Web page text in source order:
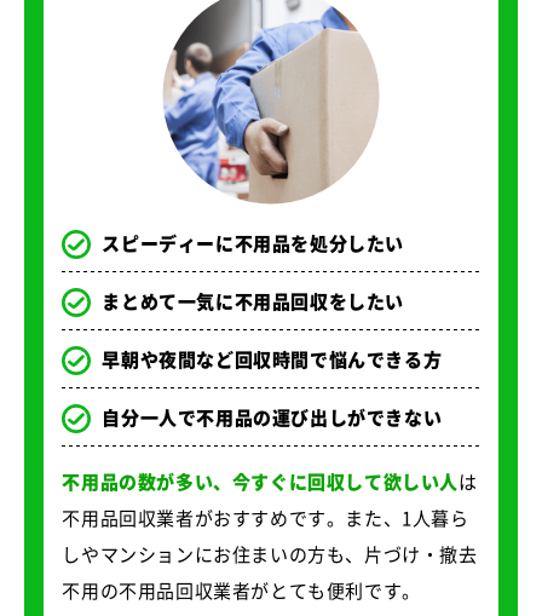
スピーディーに不用品を処分したい
まとめて一気に不用品回収をしたい
早朝や夜間など回収時間で悩んできる方
自分一人で不用品の運び出しができない
不用品の数が多い、今すぐに回収して欲しい人は
不用品回収業者がおすすめです。また、1人暮ら
しやマンションにお住まいの方も、片づけ・撤去
不用の不用品回収業者がとても便利です。